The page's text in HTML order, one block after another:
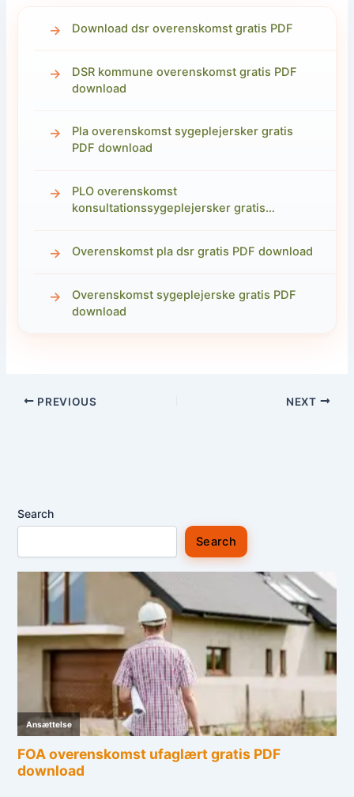
Download dsr overenskomst gratis PDF
DSR kommune overenskomst gratis PDF
download
Pla overenskomst sygeplejersker gratis
PDF download
PLO overenskomst
konsultationssygeplejersker gratis…
Overenskomst pla dsr gratis PDF download
Overenskomst sygeplejerske gratis PDF
download
PREVIOUS NEXT
Search
Search